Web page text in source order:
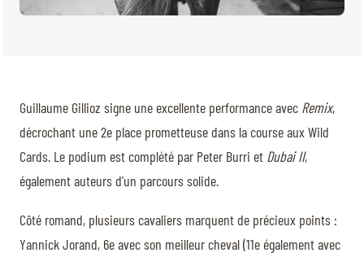
Guillaume Gillioz signe une excellente performance avec Remix,
décrochant une 2e place prometteuse dans la course aux Wild
Cards. Le podium est complété par Peter Burri et Dubai II,
également auteurs d’un parcours solide.
Côté romand, plusieurs cavaliers marquent de précieux points :
Yannick Jorand, 6e avec son meilleur cheval (11e également avec